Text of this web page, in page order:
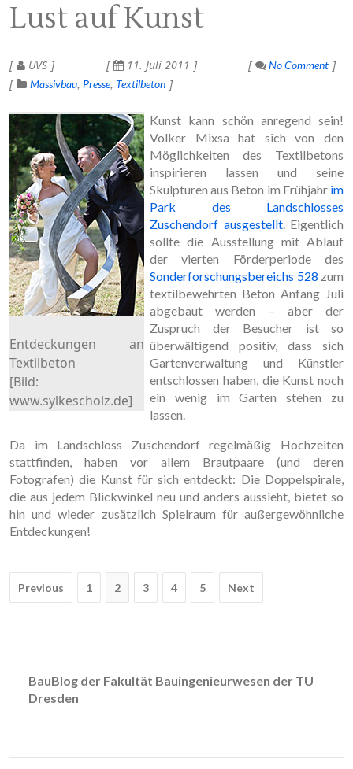
Lust auf Kunst
UVS 11. Juli 2011
No Comment
Massivbau Presse Textilbeton
Entdeckungen an
Textilbeton
[Bild:
www.sylkescholz.de]
Kunst kann schön anregend sein!
Volker Mixsa hat sich von den
Möglichkeiten des Textilbetons
inspirieren lassen und seine
Skulpturen aus Beton im Frühjahr im
Park des Landschlosses
Zuschendorf ausgestellt. Eigentlich
sollte die Ausstellung mit Ablauf
der vierten Förderperiode des
Sonderforschungsbereichs 528 zum
textilbewehrten Beton Anfang Juli
abgebaut werden – aber der
Zuspruch der Besucher ist so
überwältigend positiv, dass sich
Gartenverwaltung und Künstler
entschlossen haben, die Kunst noch
ein wenig im Garten stehen zu
lassen.
Da im Landschloss Zuschendorf regelmäßig Hochzeiten
stattfinden, haben vor allem Brautpaare (und deren
Fotografen) die Kunst für sich entdeckt: Die Doppelspirale,
die aus jedem Blickwinkel neu und anders aussieht, bietet so
hin und wieder zusätzlich Spielraum für außergewöhnliche
Entdeckungen!
Post
Previous 1 2 3 4 5 Next
BauBlog der Fakultät Bauingenieurwesen der TU
Dresden